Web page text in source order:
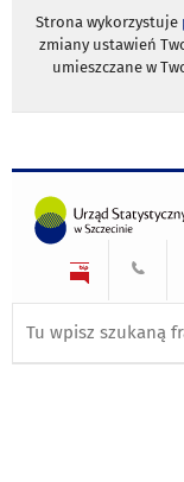
Strona wykorzystuje
zmiany ustawień
umieszczane w